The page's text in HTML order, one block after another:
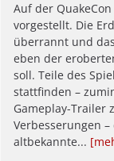
Auf der
vorgestellt. Die
überrannt und
eben der
soll. Teile des
stattfinden –
Gameplay-Trailer
Verbesserungen
altbekannte...